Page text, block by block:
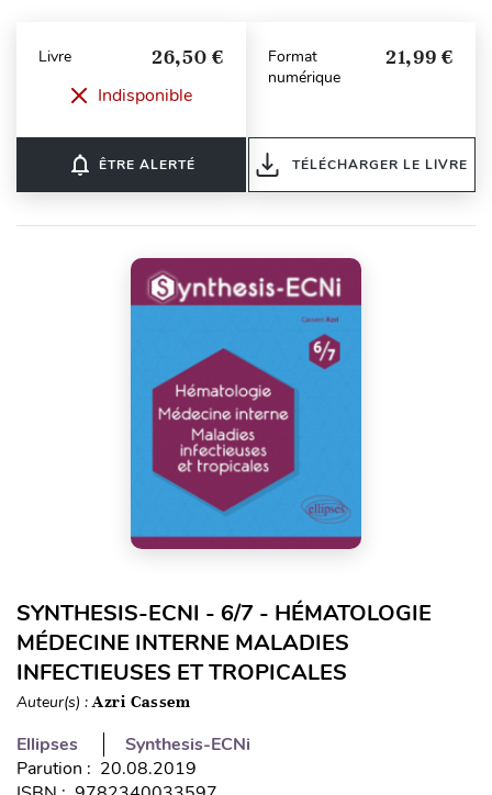
Livre 26,50 €
Indisponible
notifications_none ÊTRE ALERTÉ
Format
numérique
21,99 €
TÉLÉCHARGER LE LIVRE
SYNTHESIS-ECNI - 6/7 - HÉMATOLOGIE
MÉDECINE INTERNE MALADIES
INFECTIEUSES ET TROPICALES
Auteur(s) :Azri Cassem
Ellipses
Synthesis-ECNi
Parution : 20.08.2019